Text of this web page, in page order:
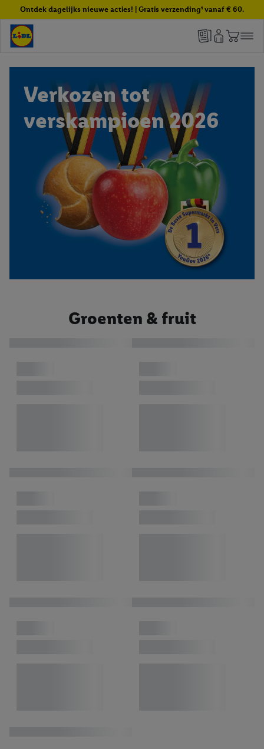
Ontdek dagelijks nieuwe acties! | Gratis verzending¹ vanaf € 60.
Verkozen tot
verskampioen 2026
Groenten & fruit